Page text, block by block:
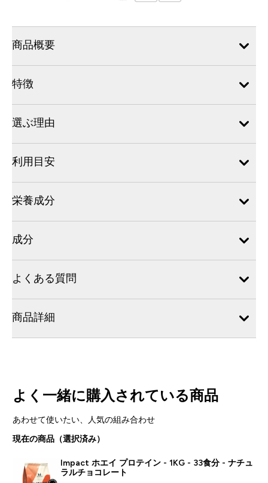
商品概要
特徴
選ぶ理由
利用目安
栄養成分
成分
よくある質問
商品詳細
よく一緒に購入されている商品
あわせて使いたい、人気の組み合わせ
現在の商品（選択済み）
Impact ホエイ プロテイン - 1KG - 33食分 - ナチュ
ラルチョコレート